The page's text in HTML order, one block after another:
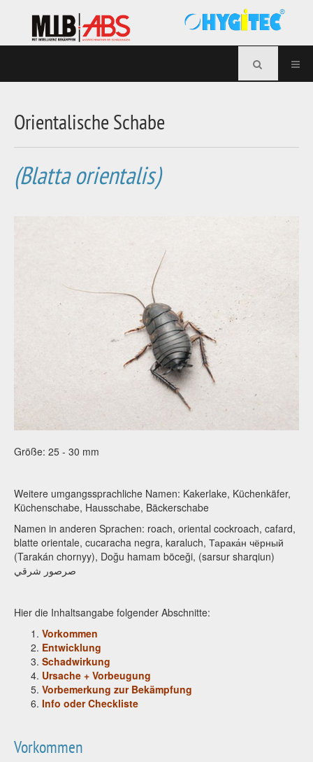
Orientalische Schabe
(Blatta orientalis)
Größe: 25 - 30 mm
Weitere umgangssprachliche Namen: Kakerlake, Küchenkäfer,
Küchenschabe, Hausschabe, Bäckerschabe
Namen in anderen Sprachen: roach, oriental cockroach, cafard,
blatte orientale, cucaracha negra, karaluch, Тарака́н чёрный
(Tarakán chornyy), Doğu hamam böceği, (sarsur sharqiun)
صرصور شرقي
Hier die Inhaltsangabe folgender Abschnitte:
Vorkommen
Entwicklung
Schadwirkung
Ursache + Vorbeugung
Vorbemerkung zur Bekämpfung
Info oder Checkliste
Vorkommen